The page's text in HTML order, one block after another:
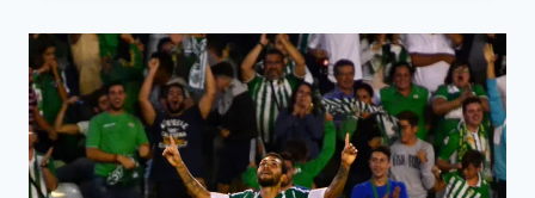
PARAÍSO.
S.ATLÉTICO
1
–
BETIS
B
0